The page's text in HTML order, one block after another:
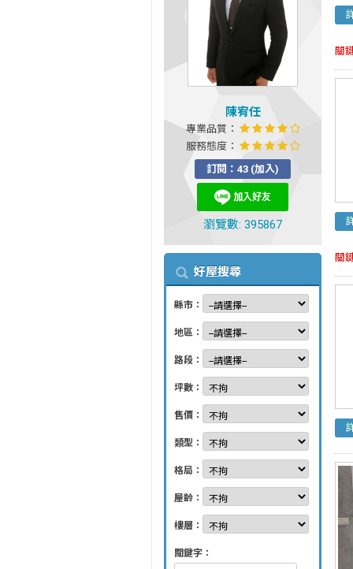
陳宥任
專業品質：
服務態度：
訂閱：43 (加入)
瀏覽數: 395867
好屋搜尋
縣市：
地區：
路段：
坪數：
售價：
類型：
格局：
屋齡：
樓層：
關鍵字：
關
關